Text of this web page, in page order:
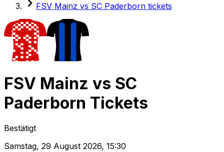
FSV Mainz vs SC Paderborn tickets
FSV Mainz vs SC
Paderborn Tickets
Bestätigt
Samstag, 29 August 2026, 15:30